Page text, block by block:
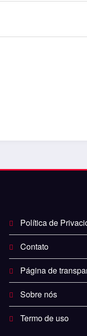
Política de
Contato
Página de
Sobre nós
Termo de uso